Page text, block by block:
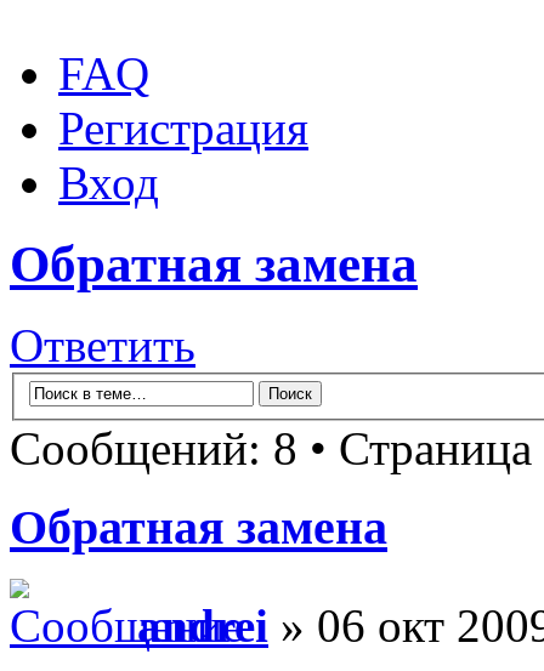
FAQ
Регистрация
Вход
Обратная замена
Ответить
Сообщений: 8 • Страница
Обратная замена
andrei » 06 окт